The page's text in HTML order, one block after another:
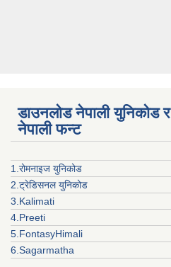
डाउनलोड नेपाली युनिकोड र
नेपाली फन्ट
1.रोमनाइज युनिकोड
2.ट्रेडिसनल युनिकोड
3.Kalimati
4.Preeti
5.FontasyHimali
6.Sagarmatha